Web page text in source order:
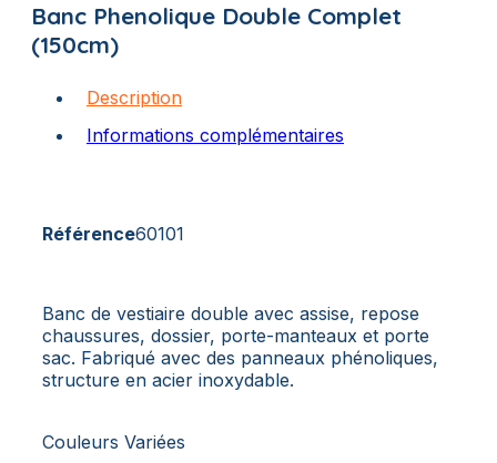
Banc Phenolique Double Complet
(150cm)
Description
Informations complémentaires
Référence60101
Banc de vestiaire double avec assise, repose
chaussures, dossier, porte-manteaux et porte
sac. Fabriqué avec des panneaux phénoliques,
structure en acier inoxydable.
Couleurs Variées